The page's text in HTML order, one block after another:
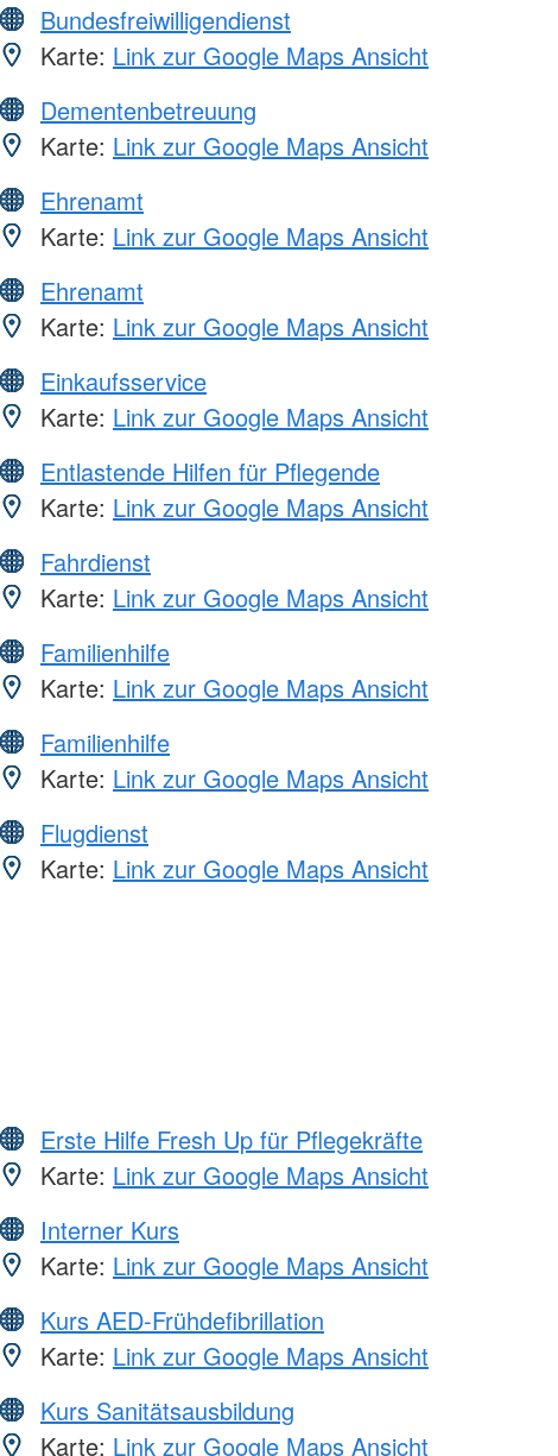
Bundesfreiwilligendienst
Karte: Link zur Google Maps Ansicht
Dementenbetreuung
Karte: Link zur Google Maps Ansicht
Ehrenamt
Karte: Link zur Google Maps Ansicht
Ehrenamt
Karte: Link zur Google Maps Ansicht
Einkaufsservice
Karte: Link zur Google Maps Ansicht
Entlastende Hilfen für Pflegende
Karte: Link zur Google Maps Ansicht
Fahrdienst
Karte: Link zur Google Maps Ansicht
Familienhilfe
Karte: Link zur Google Maps Ansicht
Familienhilfe
Karte: Link zur Google Maps Ansicht
Flugdienst
Karte: Link zur Google Maps Ansicht
Erste Hilfe Fresh Up für Pflegekräfte
Karte: Link zur Google Maps Ansicht
Interner Kurs
Karte: Link zur Google Maps Ansicht
Kurs AED-Frühdefibrillation
Karte: Link zur Google Maps Ansicht
Kurs Sanitätsausbildung
Karte: Link zur Google Maps Ansicht